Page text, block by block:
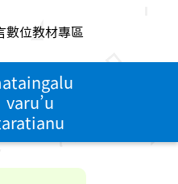
數位教材專區
varu’u